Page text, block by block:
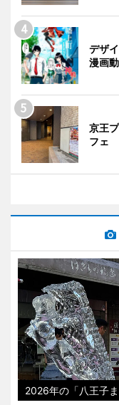
デザ
漫画
京王
フェ
2026年の「八王子